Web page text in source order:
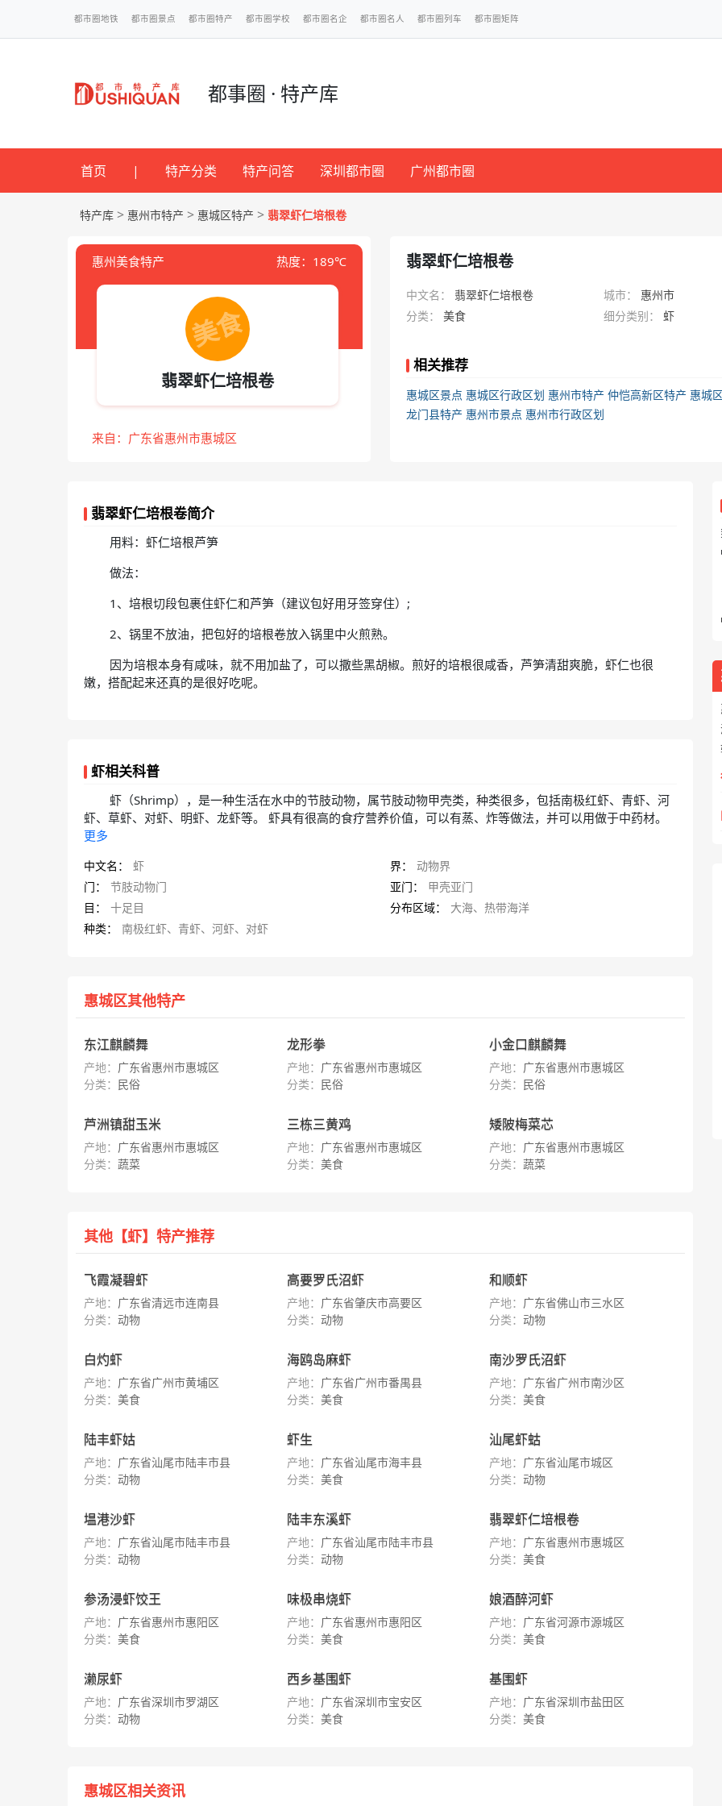
都市圈地铁 都市圈景点 都市圈特产 都市圈学校 都市圈名企 都市圈名人 都市圈列车 都市圈矩阵
都事圈 · 特产库
首页 | 特产分类 特产问答 深圳都市圈 广州都市圈
特产库 > 惠州市特产 > 惠城区特产 > 翡翠虾仁培根卷
惠州美食特产 热度：189℃
翡翠虾仁培根卷
来自：广东省惠州市惠城区
翡翠虾仁培根卷
中文名： 翡翠虾仁培根卷 城市： 惠州市
分类：
美食 细分类别： 虾
相关推荐
惠城区景点 惠城区行政区划 惠州市特产 仲恺高新区特产 惠城
龙门县特产 惠州市景点 惠州市行政区划
翡翠虾仁培根卷简介
用料：虾仁培根芦笋
做法：
1、培根切段包裹住虾仁和芦笋（建议包好用牙签穿住）;
2、锅里不放油，把包好的培根卷放入锅里中火煎熟。
因为培根本身有咸味，就不用加盐了，可以撒些黑胡椒。煎好的培根很咸香，芦笋清甜爽脆，虾仁也很
嫩，搭配起来还真的是很好吃呢。
虾相关科普
虾（Shrimp），是一种生活在水中的节肢动物，属节肢动物甲壳类，种类很多，包括南极红虾、青虾、河
虾、草虾、对虾、明虾、龙虾等。 虾具有很高的食疗营养价值，可以有蒸、炸等做法，并可以用做于中药材。
更多
中文名： 虾 界：
动物界
门：
节肢动物门 亚门：
甲壳亚门
目：
十足目 分布区域：
大海、热带海洋
种类：
南极红虾、青虾、河虾、对虾
惠城区其他特产
东江麒麟舞
产地： 广东省惠州市惠城区
分类： 民俗
龙形拳
产地： 广东省惠州市惠城区
分类： 民俗
小金口麒麟舞
产地： 广东省惠州市惠城区
分类： 民俗
芦洲镇甜玉米
产地： 广东省惠州市惠城区
分类： 蔬菜
三栋三黄鸡
产地： 广东省惠州市惠城区
分类： 美食
矮陂梅菜芯
产地： 广东省惠州市惠城区
分类：蔬菜
其他【虾】特产推荐
飞霞凝碧虾
产地： 广东省清远市连南县
分类： 动物
高要罗氏沼虾
产地： 广东省肇庆市高要区
分类： 动物
和顺虾
产地： 广东省佛山市三水区
分类：动物
白灼虾
产地： 广东省广州市黄埔区
分类： 美食
海鸥岛麻虾
产地： 广东省广州市番禺县
分类： 美食
南沙罗氏沼虾
产地： 广东省广州市南沙区
分类：美食
陆丰虾姑
产地： 广东省汕尾市陆丰市县
分类： 动物
虾生
产地： 广东省汕尾市海丰县
分类： 美食
汕尾虾蛄
产地： 广东省汕尾市城区
分类：动物
塭港沙虾
产地： 广东省汕尾市陆丰市县
分类： 动物
陆丰东溪虾
产地： 广东省汕尾市陆丰市县
分类： 动物
翡翠虾仁培根卷
产地： 广东省惠州市惠城区
分类：美食
参汤浸虾饺王
产地： 广东省惠州市惠阳区
分类： 美食
味极串烧虾
产地： 广东省惠州市惠阳区
分类： 美食
娘酒醉河虾
产地： 广东省河源市源城区
分类：美食
濑尿虾
产地： 广东省深圳市罗湖区
分类： 动物
西乡基围虾
产地： 广东省深圳市宝安区
分类： 美食
基围虾
产地： 广东省深圳市盐田区
分类：美食
惠城区相关资讯